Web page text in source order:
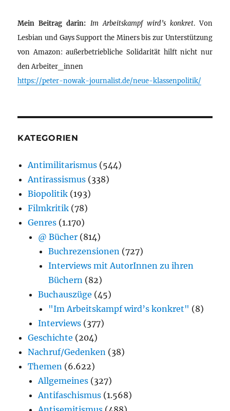
Mein Beitrag darin: Im Arbeitskampf wird’s konkret. Von
Lesbian und Gays Support the Miners bis zur Unterstützung
von Amazon: außerbetriebliche Solidarität hilft nicht nur
den Arbeiter_innen
https://peter-nowak-journalist.de/neue-klassenpolitik/
KATEGORIEN
Antimilitarismus (544)
Antirassismus (338)
Biopolitik (193)
Filmkritik (78)
Genres (1.170)
@ Bücher (814)
Buchrezensionen (727)
Interviews mit AutorInnen zu ihren
Büchern (82)
Buchauszüge (45)
"Im Arbeitskampf wird’s konkret" (8)
Interviews (377)
Geschichte (204)
Nachruf/Gedenken (38)
Themen (6.622)
Allgemeines (327)
Antifaschismus (1.568)